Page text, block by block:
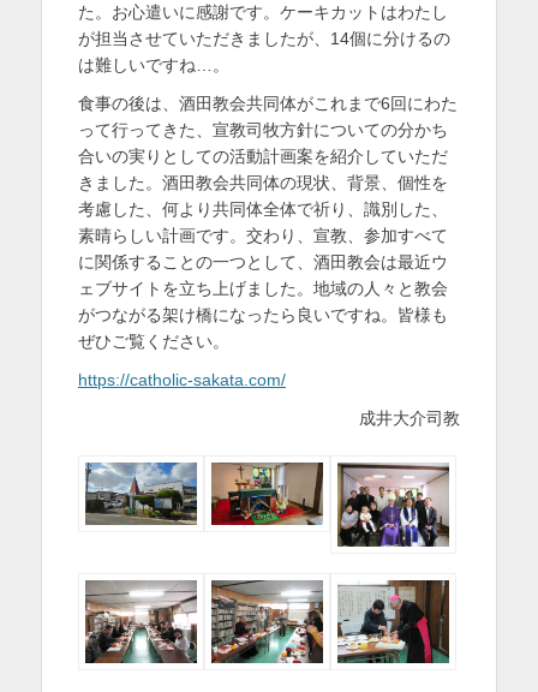
た。お心遣いに感謝です。ケーキカットはわたし
が担当させていただきましたが、14個に分けるの
は難しいですね…。
食事の後は、酒田教会共同体がこれまで6回にわた
って行ってきた、宣教司牧方針についての分かち
合いの実りとしての活動計画案を紹介していただ
きました。酒田教会共同体の現状、背景、個性を
考慮した、何より共同体全体で祈り、識別した、
素晴らしい計画です。交わり、宣教、参加すべて
に関係することの一つとして、酒田教会は最近ウ
ェブサイトを立ち上げました。地域の人々と教会
がつながる架け橋になったら良いですね。皆様も
ぜひご覧ください。
https://catholic-sakata.com/
成井大介司教